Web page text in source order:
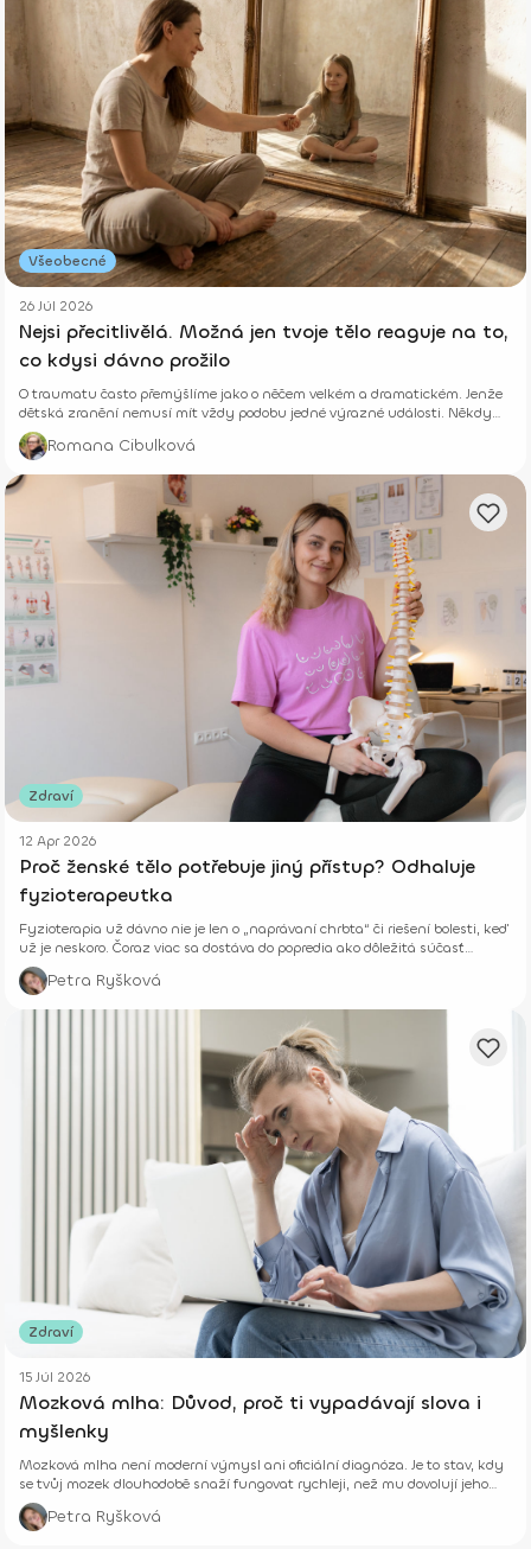
Všeobecné
26 Júl 2026
Nejsi přecitlivělá. Možná jen tvoje tělo reaguje na to,
co kdysi dávno prožilo
O traumatu často přemýšlíme jako o něčem velkém a dramatickém. Jenže
dětská zranění nemusí mít vždy podobu jedné výrazné události. Někdy
vznikají potichu.
Romana Cibulková
Zdraví
12 Apr 2026
Proč ženské tělo potřebuje jiný přístup? Odhaluje
fyzioterapeutka
Fyzioterapia už dávno nie je len o „naprávaní chrbta“ či riešení bolesti, keď
už je neskoro. Čoraz viac sa dostáva do popredia ako dôležitá súčasť
prevencie, starostlivosti o telo aj celkového zdravia – fyzického aj
psychického.
Petra Ryšková
Zdraví
15 Júl 2026
Mozková mlha: Důvod, proč ti vypadávají slova i
myšlenky
Mozková mlha není moderní výmysl ani oficiální diagnóza. Je to stav, kdy
se tvůj mozek dlouhodobě snaží fungovat rychleji, než mu dovolují jeho
biologické limity.
Petra Ryšková